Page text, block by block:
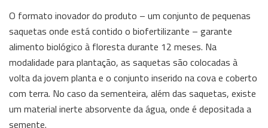
O formato inovador do produto – um conjunto de pequenas
saquetas onde está contido o biofertilizante – garante
alimento biológico à floresta durante 12 meses. Na
modalidade para plantação, as saquetas são colocadas à
volta da jovem planta e o conjunto inserido na cova e coberto
com terra. No caso da sementeira, além das saquetas, existe
um material inerte absorvente da água, onde é depositada a
semente.